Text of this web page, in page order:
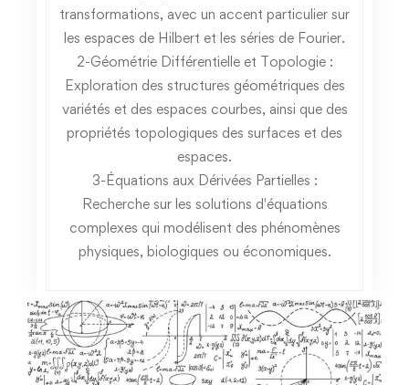
transformations, avec un accent particulier sur
les espaces de Hilbert et les séries de Fourier.
2-Géométrie Différentielle et Topologie :
Exploration des structures géométriques des
variétés et des espaces courbes, ainsi que des
propriétés topologiques des surfaces et des
espaces.
3-Équations aux Dérivées Partielles :
Recherche sur les solutions d'équations
complexes qui modélisent des phénomènes
physiques, biologiques ou économiques.